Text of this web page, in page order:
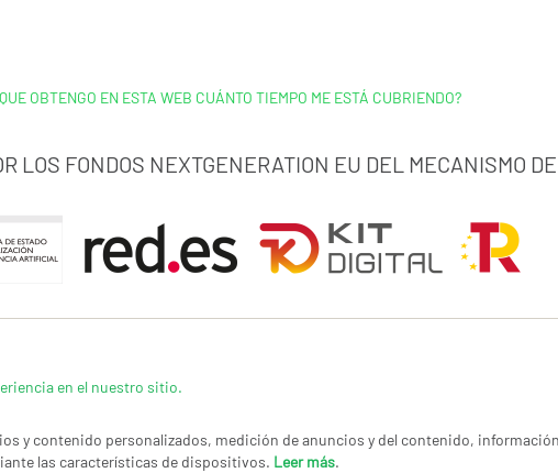
OBTENGO EN ESTA WEB CUÁNTO TIEMPO ME ESTÁ CUBRIENDO?
LOS FONDOS NEXTGENERATION EU DEL MECANISMO
en el nuestro sitio.
y contenido personalizados, medición de anuncios y del contenido,
las características de dispositivos. Leer más.